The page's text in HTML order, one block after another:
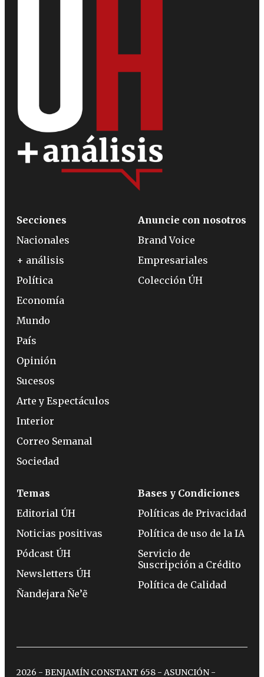
Secciones
Nacionales
+ análisis
Política
Economía
Mundo
País
Opinión
Sucesos
Arte y Espectáculos
Interior
Correo Semanal
Sociedad
Anuncie con nosotros
Brand Voice
Empresariales
Colección ÚH
Temas
Editorial ÚH
Noticias positivas
Pódcast ÚH
Newsletters ÚH
Ñandejara Ñe’ẽ
Bases y Condiciones
Políticas de Privacidad
Política de uso de la IA
Servicio de
Suscripción a Crédito
Política de Calidad
2026 - BENJAMÍN CONSTANT 658 - ASUNCIÓN -